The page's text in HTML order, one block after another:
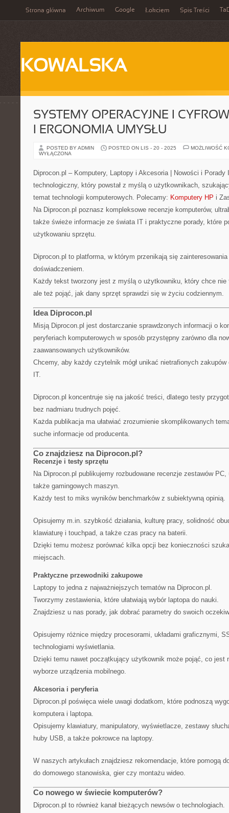
Strona główna Archiwum Google Łokciem Spis Treści
KOWALSKA
SYSTEMY OPERACYJNE I
I ERGONOMIA UMYSŁU
POSTED BY ADMIN POSTED ON LIS - 20 - 2025
MOŻLIWOŚĆ
WYŁĄCZONA
Diprocon.pl – Komputery, Laptopy i Akcesoria | Nowości i
technologiczny, który powstał z myślą o użytkownikach,
temat technologii komputerowych. Polecamy: Komputery HP i
Na Diprocon.pl poznasz kompleksowe recenzje komputerów,
także świeże informacje ze świata IT i praktyczne porady, które
użytkowaniu sprzętu.
Diprocon.pl to platforma, w którym przenikają się
doświadczeniem.
Każdy tekst tworzony jest z myślą o użytkowniku, który chce
ale też pojąć, jak dany sprzęt sprawdzi się w życiu codziennym.
Idea Diprocon.pl
Misją Diprocon.pl jest dostarczanie sprawdzonych informacji o
peryferiach komputerowych w sposób przystępny zarówno dla
zaawansowanych użytkowników.
Chcemy, aby każdy czytelnik mógł unikać nietrafionych
IT.
Diprocon.pl koncentruje się na jakość treści, dlatego testy
bez nadmiaru trudnych pojęć.
Każda publikacja ma ułatwiać zrozumienie skomplikowanych
suche informacje od producenta.
Co znajdziesz na Diprocon.pl?
Recenzje i testy sprzętu
Na Diprocon.pl publikujemy rozbudowane recenzje zestawów
także gamingowych maszyn.
Każdy test to miks wyników benchmarków z subiektywną opinią.
Opisujemy m.in. szybkość działania, kulturę pracy, solidność
klawiaturę i touchpad, a także czas pracy na baterii.
Dzięki temu możesz porównać kilka opcji bez konieczności
miejscach.
Praktyczne przewodniki zakupowe
Laptopy to jedna z najważniejszych tematów na Diprocon.pl.
Tworzymy zestawienia, które ułatwiają wybór laptopa do nauki.
Znajdziesz u nas porady, jak dobrać parametry do swoich
Opisujemy różnice między procesorami, układami graficznymi,
technologiami wyświetlania.
Dzięki temu nawet początkujący użytkownik może pojąć, co jest
wyborze urządzenia mobilnego.
Akcesoria i peryferia
Diprocon.pl poświęca wiele uwagi dodatkom, które podnoszą
komputera i laptopa.
Opisujemy klawiatury, manipulatory, wyświetlacze, zestawy
huby USB, a także pokrowce na laptopy.
W naszych artykułach znajdziesz rekomendacje, które pomogą
do domowego stanowiska, gier czy montażu wideo.
Co nowego w świecie komputerów?
Diprocon.pl to również kanał bieżących newsów o technologiach.